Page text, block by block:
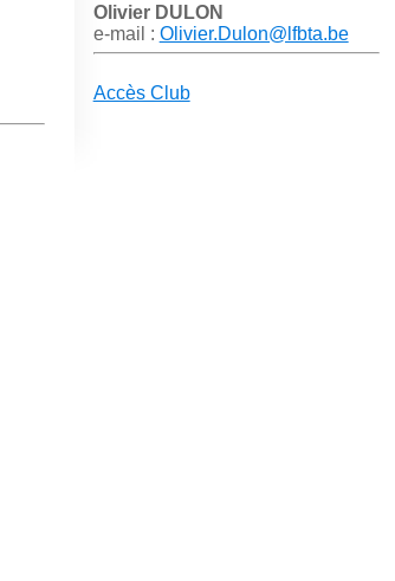
Olivier DULON
e-mail : Olivier.Dulon@lfbta.be
Accès Club